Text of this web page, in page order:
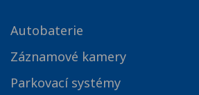
Autobaterie
Záznamové kamery
Parkovací systémy